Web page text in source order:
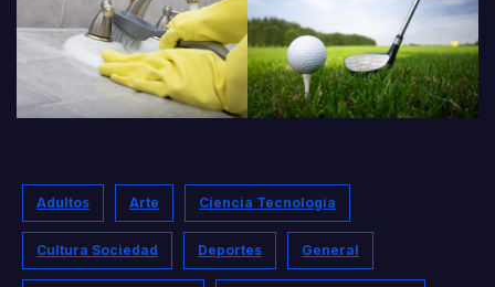
Adultos Arte Ciencia Tecnología
Cultura Sociedad Deportes General